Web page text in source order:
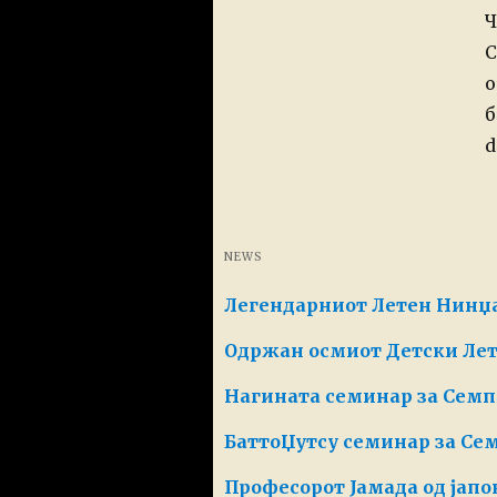
NEWS
Легендарниот Летен
Одржан осмиот Детски
Нагината семинар за
БаттоЏутсу семинар за
Професорот Јамада од